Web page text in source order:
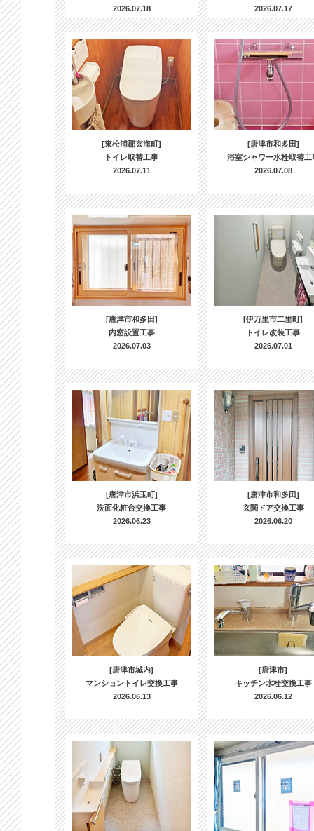
2026.07.18
2026.07.17
[東松浦郡玄海町]
トイレ取替工事
2026.07.11
[唐津市和多田]
浴室シャワー水栓取替工
2026.07.08
[唐津市和多田]
内窓設置工事
2026.07.03
[伊万里市二里町]
トイレ改装工事
2026.07.01
[唐津市浜玉町]
洗面化粧台交換工事
2026.06.23
[唐津市和多田]
玄関ドア交換工事
2026.06.20
[唐津市城内]
マンショントイレ交換工事
2026.06.13
[唐津市]
キッチン水栓交換工事
2026.06.12